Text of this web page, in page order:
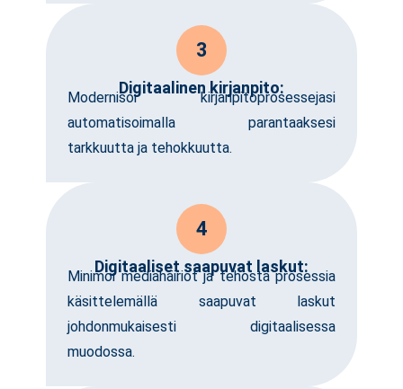
3
Digitaalinen kirjanpito:
Modernisoi kirjanpitoprosessejasi
automatisoimalla parantaaksesi
tarkkuutta ja tehokkuutta.
4
Digitaaliset saapuvat laskut:
Minimoi mediahäiriöt ja tehosta prosessia
käsittelemällä saapuvat laskut
johdonmukaisesti digitaalisessa
muodossa.